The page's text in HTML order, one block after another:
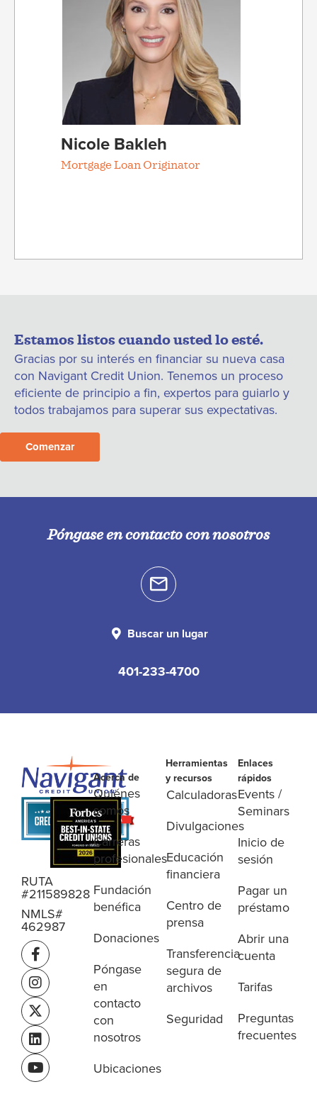
Nicole Bakleh
Mortgage Loan Originator
Estamos listos cuando usted lo esté.
Gracias por su interés en financiar su nueva casa
con Navigant Credit Union. Tenemos un proceso
eficiente de principio a fin, expertos para guiarlo y
todos trabajamos para superar sus expectativas.
Comenzar
Póngase en contacto con nosotros
Buscar un lugar
401-233-4700
RUTA
#211589828
NMLS#
462987
Acerca de
Quiénes
somos
Carreras
profesionales
Fundación
benéfica
Donaciones
Póngase
en
contacto
con
nosotros
Ubicaciones
Herramientas
y recursos
Calculadoras
Divulgaciones
Educación
financiera
Centro de
prensa
Transferencia
segura de
archivos
Seguridad
Enlaces
rápidos
Events /
Seminars
Inicio de
sesión
Pagar un
préstamo
Abrir una
cuenta
Tarifas
Preguntas
frecuentes